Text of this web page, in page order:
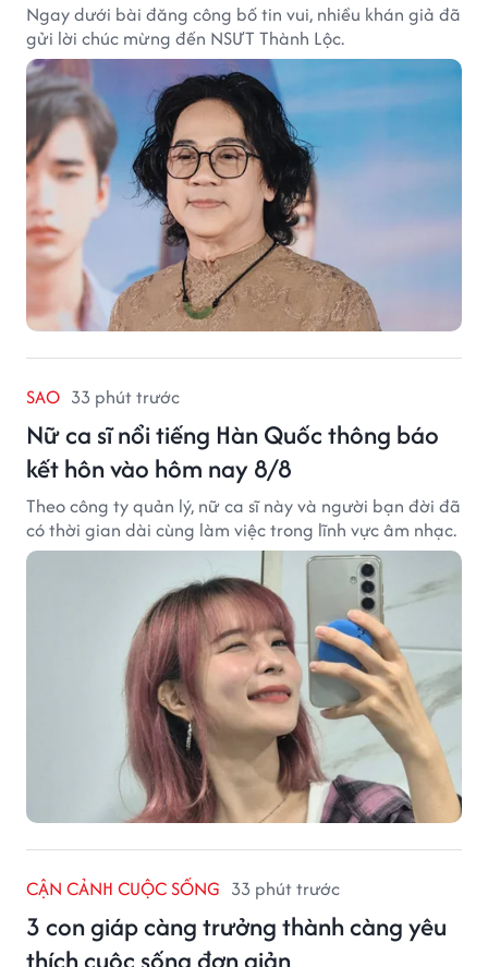
Ngay dưới bài đăng công bố tin vui, nhiều khán giả đã
gửi lời chúc mừng đến NSƯT Thành Lộc.
SAO 33 phút trước
Nữ ca sĩ nổi tiếng Hàn Quốc thông báo
kết hôn vào hôm nay 8/8
Theo công ty quản lý, nữ ca sĩ này và người bạn đời đã
có thời gian dài cùng làm việc trong lĩnh vực âm nhạc.
CẬN CẢNH CUỘC SỐNG 33 phút trước
3 con giáp càng trưởng thành càng yêu